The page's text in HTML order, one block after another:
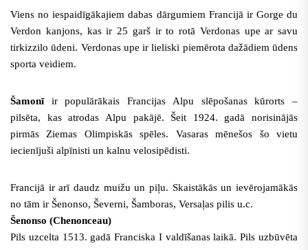
Viens no iespaidīgākajiem dabas dārgumiem Francijā ir Gorge du
Verdon kanjons, kas ir 25 garš ir to rotā Verdonas upe ar savu
tirkizzilo ūdeni. Verdonas upe ir lieliski piemērota dažādiem ūdens
sporta veidiem.
Šamonīir populārākais Francijas Alpu slēpošanas kūrorts –
pilsēta, kas atrodas Alpu pakājē. Šeit 1924. gadā norisinājās
pirmās Ziemas Olimpiskās spēles. Vasaras mēnešos šo vietu
iecienījuši alpīnisti un kalnu velosipēdisti.
Francijā ir arī daudz muižu un piļu. Skaistākās un ievērojamākās
no tām ir Šenonso, Ševerni, Šamboras, Versaļas pilis u.c.
Šenonso (Chenonceau)
Pils uzcelta 1513. gadā Franciska I valdīšanas laikā. Pils uzbūvēta